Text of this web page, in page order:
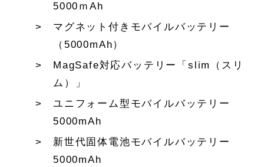
5000ｍAh
マグネット付きモバイルバッテリー
（5000mAh）
MagSafe対応バッテリー「slim（スリ
ム）」
ユニフォーム型モバイルバッテリー
5000mAh
新世代固体電池モバイルバッテリー
5000mAh